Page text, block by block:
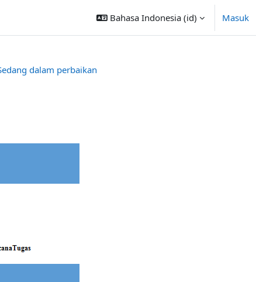
Bahasa Indonesia ‎(id)‎ Masuk
dalam perbaikan